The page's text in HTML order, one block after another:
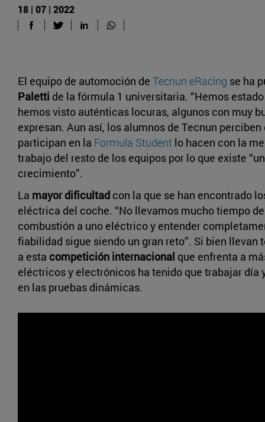
18 | 07 | 2022
El equipo de automoción de Tecnun eRacing se ha
Paletti de la fórmula 1 universitaria. “Hemos
hemos visto auténticas locuras, algunos con muy
expresan. Aun así, los alumnos de Tecnun
participan en la Formula Student lo hacen con la
trabajo del resto de los equipos por lo que existe
crecimiento”.
La mayor dificultad con la que se han encontrado
eléctrica del coche. “No llevamos mucho tiempo
combustión a uno eléctrico y entender
fiabilidad sigue siendo un gran reto”. Si bien
a esta competición internacional que enfrenta a
eléctricos y electrónicos ha tenido que trabajar
en las pruebas dinámicas.